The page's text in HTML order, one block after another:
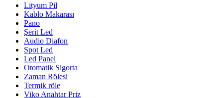
Lityum Pil
Kablo Makarası
Pano
Şerit Led
Audio Diafon
Spot Led
Led Panel
Otomatik Sigorta
Zaman Rölesi
Termik röle
Viko Anahtar Priz